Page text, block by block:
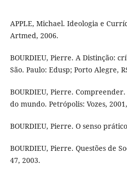
APPLE, Michael. Ideologia e
Artmed, 2006.
BOURDIEU, Pierre. A Distinção:
São. Paulo: Edusp; Porto Alegre,
BOURDIEU, Pierre. Compreender.
do mundo. Petrópolis: Vozes,
BOURDIEU, Pierre. O senso
BOURDIEU, Pierre. Questões de
47, 2003.